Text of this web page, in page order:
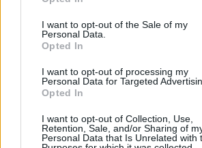
use your data for below specified
consent section.
I want to opt-out of the Sale of my
Personal Data.
Opted In
I want to opt-out of processing my
Personal Data for Targeted
Opted In
I want to opt-out of Collection, Use,
Retention, Sale, and/or Sharing of
Personal Data that Is Unrelated with
Megosztás:
KAPCSOLÓDÓ